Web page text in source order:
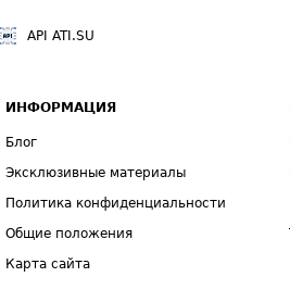
API ATI.SU
ИНФОРМАЦИЯ
Блог
Эксклюзивные материалы
Политика конфиденциальности
Общие положения
Карта сайта